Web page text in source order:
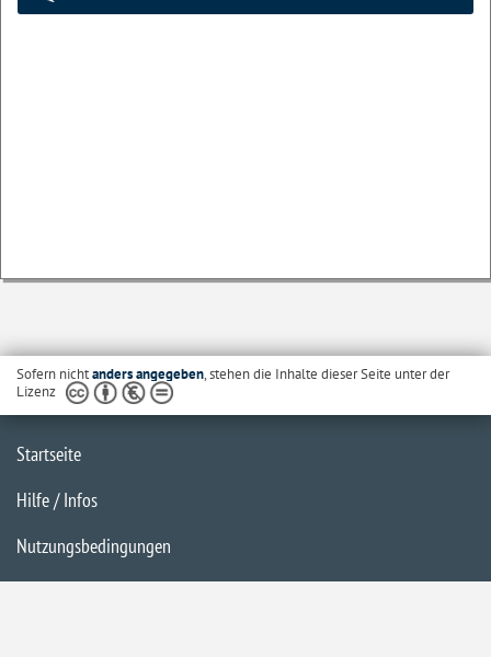
Sofern nichtanders angegeben, stehen die Inhalte dieser Seite unter der
Lizenz
Startseite
Hilfe / Infos
Nutzungsbedingungen